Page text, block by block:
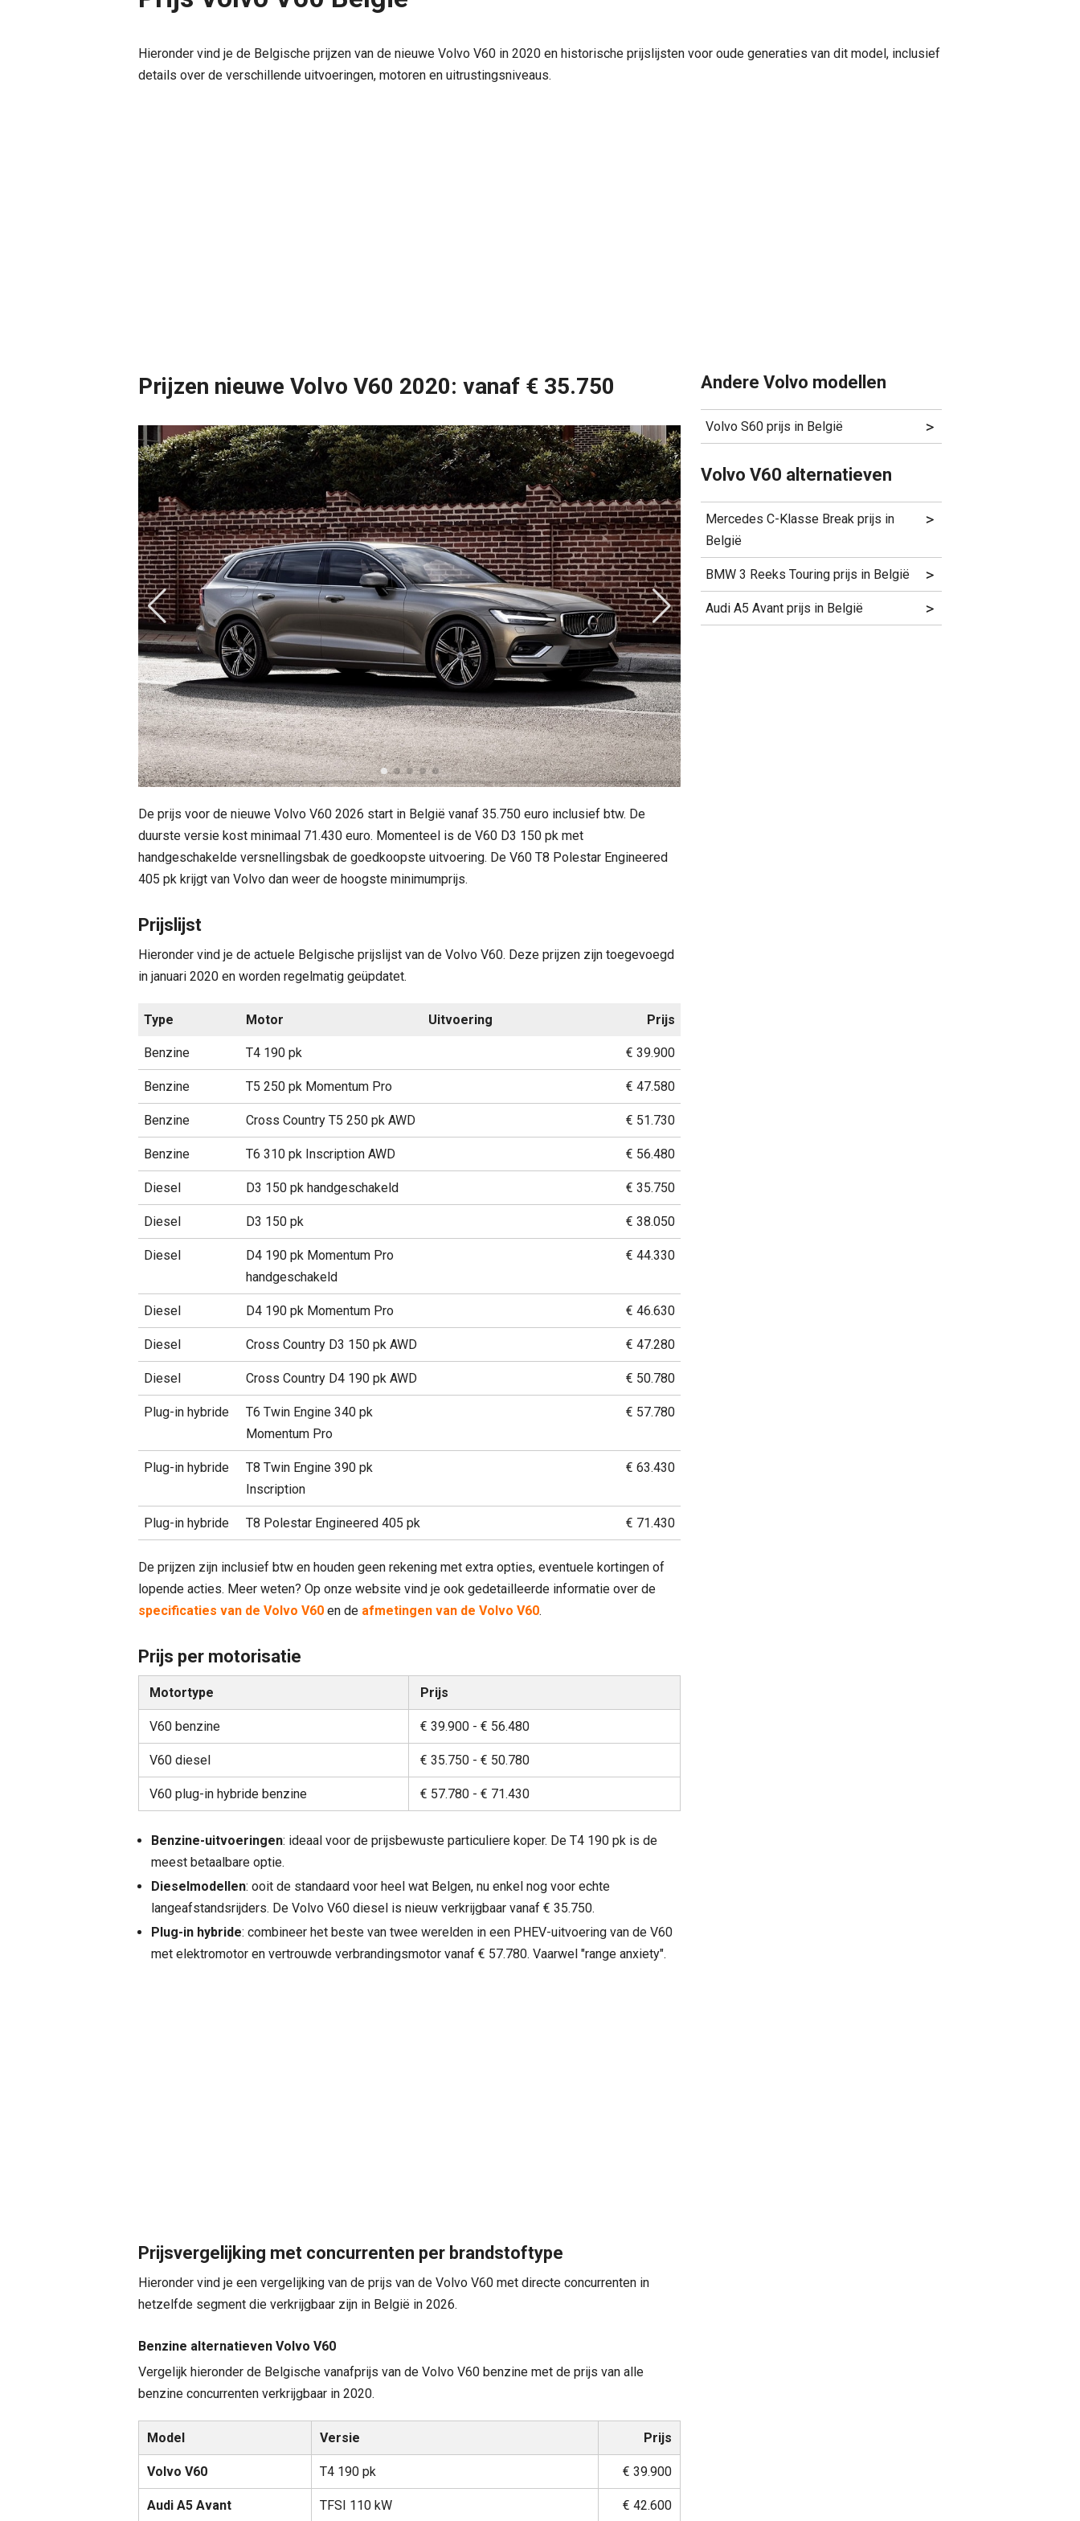
Hieronder vind je de Belgische prijzen van de nieuwe Volvo V60 in 2020 en historische prijslijsten voor oude generaties van dit model, inclusief
details over de verschillende uitvoeringen, motoren en uitrustingsniveaus.
Prijzen nieuwe Volvo V60 2020: vanaf € 35.750
De prijs voor de nieuwe Volvo V60 2026 start in België vanaf 35.750 euro inclusief btw. De
duurste versie kost minimaal 71.430 euro. Momenteel is de V60 D3 150 pk met
handgeschakelde versnellingsbak de goedkoopste uitvoering. De V60 T8 Polestar Engineered
405 pk krijgt van Volvo dan weer de hoogste minimumprijs.
Prijslijst
Hieronder vind je de actuele Belgische prijslijst van de Volvo V60. Deze prijzen zijn toegevoegd
in januari 2020 en worden regelmatig geüpdatet.
Type Motor Uitvoering Prijs
Benzine T4 190 pk € 39.900
Benzine T5 250 pk Momentum Pro € 47.580
Benzine Cross Country T5 250 pk AWD € 51.730
Benzine T6 310 pk Inscription AWD € 56.480
Diesel D3 150 pk handgeschakeld € 35.750
Diesel D3 150 pk € 38.050
Diesel
D4 190 pk Momentum Pro
handgeschakeld
€ 44.330
Diesel D4 190 pk Momentum Pro € 46.630
Diesel Cross Country D3 150 pk AWD € 47.280
Diesel Cross Country D4 190 pk AWD € 50.780
Plug-in hybride
T6 Twin Engine 340 pk
Momentum Pro
€ 57.780
Plug-in hybride
T8 Twin Engine 390 pk
Inscription
€ 63.430
Plug-in hybride T8 Polestar Engineered 405 pk € 71.430
De prijzen zijn inclusief btw en houden geen rekening met extra opties, eventuele kortingen of
lopende acties. Meer weten? Op onze website vind je ook gedetailleerde informatie over de
specificaties van de Volvo V60 en de afmetingen van de Volvo V60.
Prijs per motorisatie
Motortype Prijs
V60 benzine € 39.900 - € 56.480
V60 diesel € 35.750 - € 50.780
V60 plug-in hybride benzine € 57.780 - € 71.430
Benzine-uitvoeringen: ideaal voor de prijsbewuste particuliere koper. De T4 190 pk is de
meest betaalbare optie.
Dieselmodellen: ooit de standaard voor heel wat Belgen, nu enkel nog voor echte
langeafstandsrijders. De Volvo V60 diesel is nieuw verkrijgbaar vanaf € 35.750.
Plug-in hybride: combineer het beste van twee werelden in een PHEV-uitvoering van de V60
met elektromotor en vertrouwde verbrandingsmotor vanaf € 57.780. Vaarwel "range anxiety".
Prijsvergelijking met concurrenten per brandstoftype
Hieronder vind je een vergelijking van de prijs van de Volvo V60 met directe concurrenten in
hetzelfde segment die verkrijgbaar zijn in België in 2026.
Benzine alternatieven Volvo V60
Vergelijk hieronder de Belgische vanafprijs van de Volvo V60 benzine met de prijs van alle
benzine concurrenten verkrijgbaar in 2020.
Model Versie Prijs
Volvo V60 T4 190 pk € 39.900
Audi A5 Avant TFSI 110 kW € 42.600
Andere Volvo modellen
Volvo S60 prijs in België >
Volvo V60 alternatieven
Mercedes C-Klasse Break prijs in
België
>
BMW 3 Reeks Touring prijs in België >
Audi A5 Avant prijs in België >